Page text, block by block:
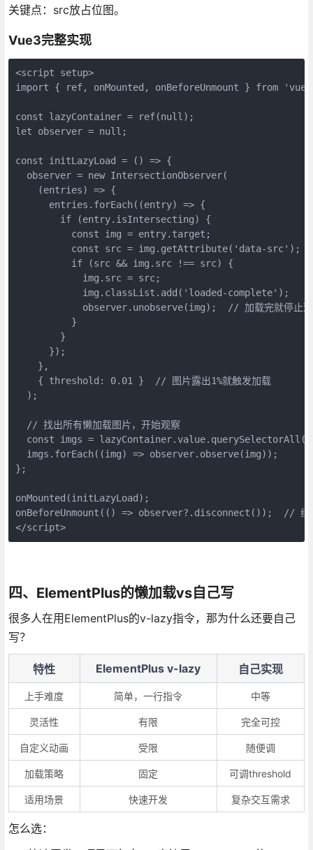
关键点：src放占位图。
Vue3完整实现
<script setup>
import { ref, onMounted, onBeforeUnmount } from
const lazyContainer = ref(null);
let observer = null;
const initLazyLoad = () => {
  observer = new IntersectionObserver(
    (entries) => {
      entries.forEach((entry) => {
        if (entry.isIntersecting) {
          const img = entry.target;
          const src = img.getAttribute('data-src');
          if (src && img.src !== src) {
            img.src = src;
            img.classList.add('loaded-complete');
observer.unobserve(img);  // 加载完就停止
          }
        }
      });
    },
    { threshold: 0.01 }  // 图片露出1%就触发加载
  );
  // 找出所有懒加载图片，开始观察
const imgs =
  imgs.forEach((img) => observer.observe(img));
};
onMounted(initLazyLoad);
onBeforeUnmount(() => observer?.disconnect());  // 组件
</script>
四、ElementPlus的懒加载vs自己写
很多人在用ElementPlus的v-lazy指令，那为什么还要自己
写？
特性 ElementPlus v-lazy 自己实现
上手难度 简单，一行指令 中等
灵活性 有限 完全可控
自定义动画 受限 随便调
加载策略 固定 可调threshold
适用场景 快速开发 复杂交互需求
怎么选：